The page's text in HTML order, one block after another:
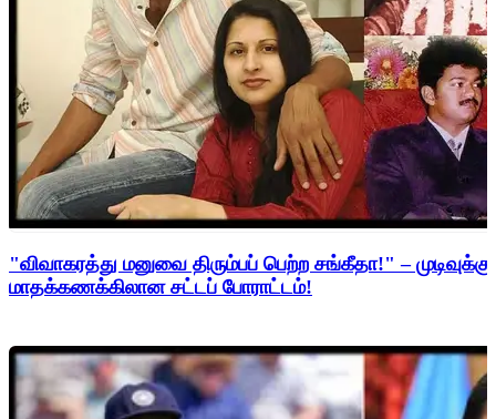
"விவாகரத்து மனுவை திரும்பப் பெற்ற சங்கீதா!" –
மாதக்கணக்கிலான சட்டப் போராட்டம்!